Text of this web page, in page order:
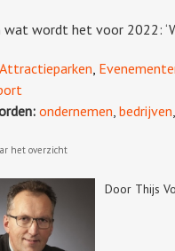
wordt het voor 2022:
Attractieparken
ondernemen bedrijven
het overzicht
Door Thijs